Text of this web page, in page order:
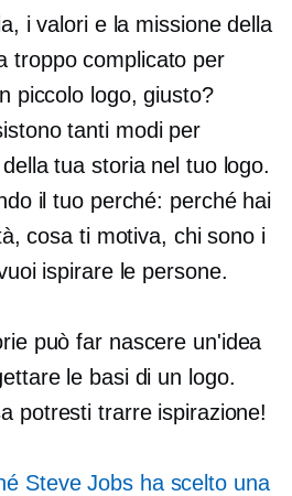
i valori e la missione della
troppo complicato per
piccolo logo, giusto?
tanti modi per
tua storia nel tuo logo.
il tuo perché: perché hai
cosa ti motiva, chi sono i
ispirare le persone.
può far nascere un'idea
le basi di un logo.
potresti trarre ispirazione!
Steve Jobs ha scelto una